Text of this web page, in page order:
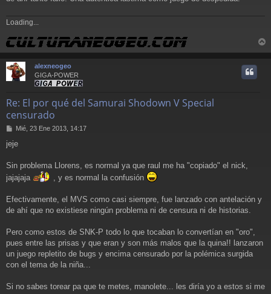
Loading...
r
alexneogeo
GIGA-POWER
Re: El por qué del Samurai Shodown V Special
censurado
M
n
a
j
e
Mié, 23 Ene 2013, 14:17
jeje
Sin problema Llorens, es normal ya que raul me ha "copiado" el nick,
jajajaja
, y es normal la confusión
Efectivamente, el MVS como casi siempre, fue lanzado con antelación y
de ahí que no existiese ningún problema ni de censura ni de historias.
Pero como estos de SNK-P todo lo que tocaban lo convertían en "oro",
pues entre las prisas y que eran y son más malos que la quina!! lanzaron
un juego repletito de bugs y encima censurado por la polémica surgida
con el tema de la niña...
Si no sabes torear pa que te metes, manolete... les diría yo a estos si me